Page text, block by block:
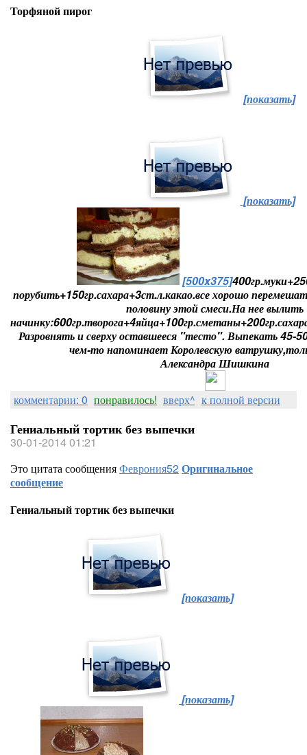
Торфяной пирог
[показать]
[показать]
[500x375]
порубить+150гр.сахара+3ст.л.какао.все хорошо
половину этой смеси.На нее вылить
Разровнять и сверху оставшееся "тесто". Выпекать 45-
чем-то напоминает Королевскую
Александра Шишкина
комментарии: 0 понравилось! вверх^ к полной версии
Гениальный тортик без выпечки
30-01-2014 01:21
Это цитата сообщенияФеврония52Оригинальное
сообщение
Гениальный тортик без выпечки
[показать]
[показать]